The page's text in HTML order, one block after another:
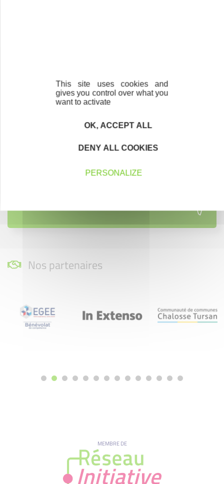
Trouvez à qui vous adresser
Nos partenaires
MEMBRE DE
This site uses cookies and
gives you control over what you
want to activate
OK, ACCEPT ALL
DENY ALL COOKIES
PERSONALIZE